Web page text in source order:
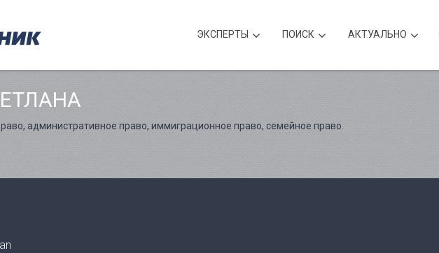
ЭКСПЕРТЫ ПОИСК АКТУАЛЬНО
административное право, иммиграционное право, семейное право.